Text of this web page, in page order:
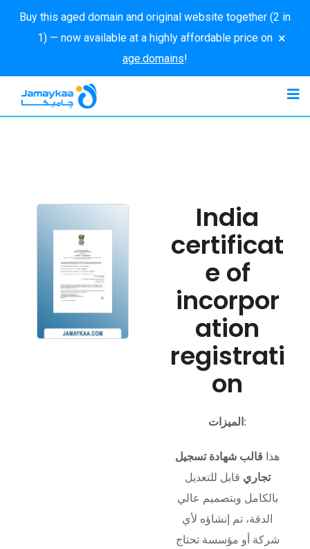
Buy this aged domain and original website together (2 in
1) — now available at a highly affordable price on
age.domains!
×
India
certificat
e of
incorpor
ation
registrati
on
الميزات:
هذا قالب شهادة تسجيل
تجاري قابل للتعديل
بالكامل وبتصميم عالي
الدقة، تم إنشاؤه لأي
شركة أو مؤسسة تحتاج